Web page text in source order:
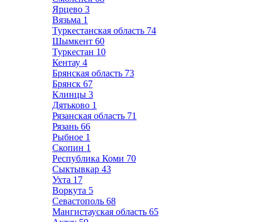
Ярцево 3
Вязьма 1
Туркестанская область 74
Шымкент 60
Туркестан 10
Кентау 4
Брянская область 73
Брянск 67
Клинцы 3
Дятьково 1
Рязанская область 71
Рязань 66
Рыбное 1
Скопин 1
Республика Коми 70
Сыктывкар 43
Ухта 17
Воркута 5
Севастополь 68
Мангистауская область 65